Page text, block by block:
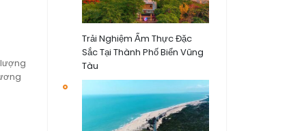
Trải Nghiệm Ẩm Thực Đặc
Sắc Tại Thành Phố Biển Vũng
Tàu